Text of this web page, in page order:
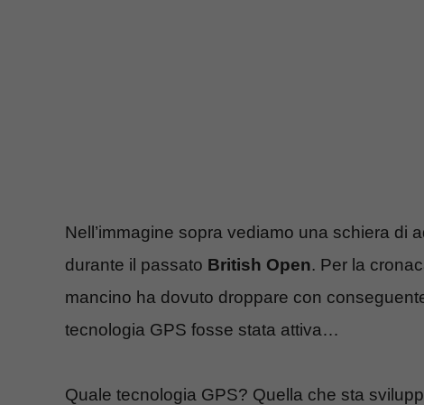
Nell’immagine sopra vediamo una schiera di
durante il passato British Open. Per la
mancino ha dovuto droppare con
tecnologia GPS fosse stata attiva…
Quale tecnologia GPS? Quella che sta